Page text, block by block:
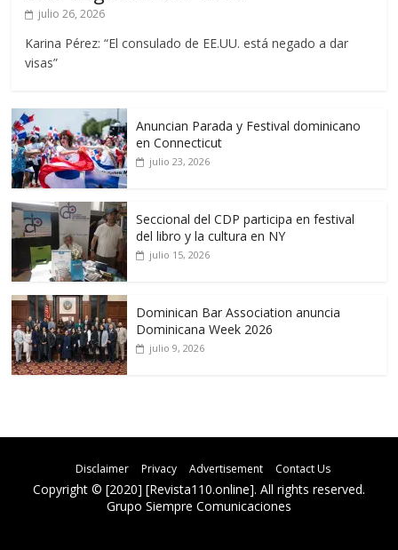
julio 26, 2026
Karina Pérez: “El consulado de EE.UU. está negado a dar
visas”
Anuncian Parada y Festival dominicano
en Connecticut
julio 23, 2026
Seccional del CDP participa en festival
del libro y la cultura en NY
julio 15, 2026
Dominican Bar Association anuncia
Dominicana Week 2026
julio 9, 2026
Disclaimer Privacy Advertisement Contact Us
Copyright © [2020] [Revista110.online]. All rights reserved.
Grupo Siempre Comunicaciones